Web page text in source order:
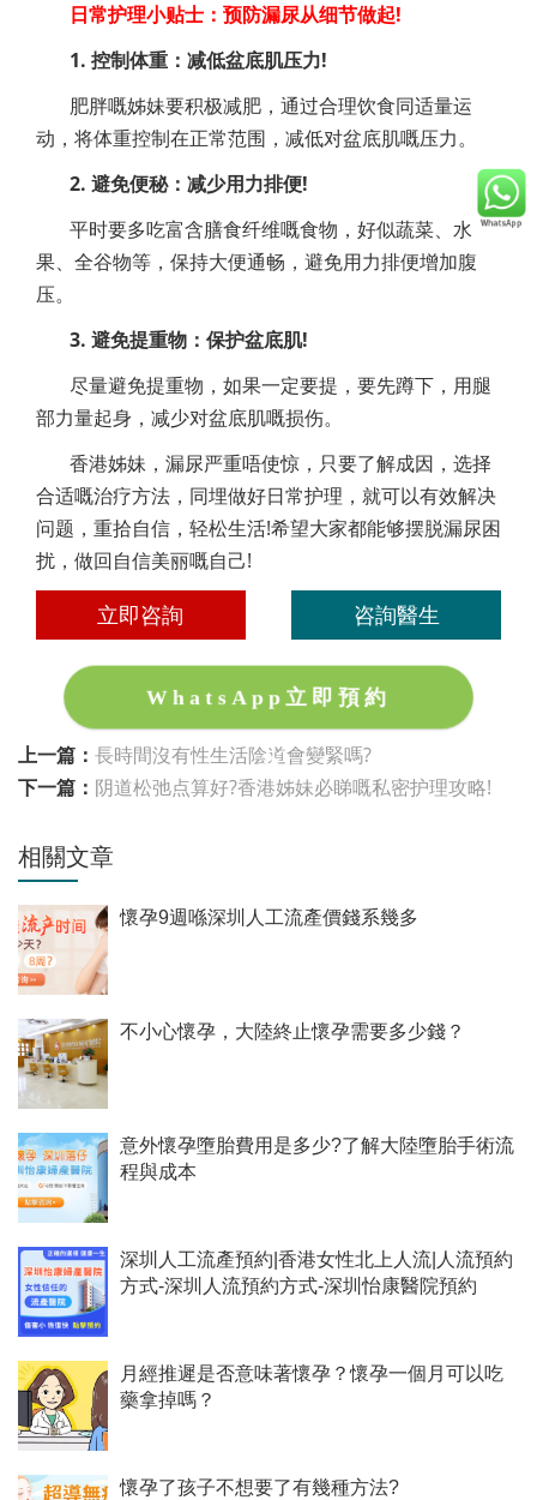
日常护理小贴士：预防漏尿从细节做起!
1. 控制体重：减低盆底肌压力!
肥胖嘅姊妹要积极减肥，通过合理饮食同适量运
动，将体重控制在正常范围，减低对盆底肌嘅压力。
2. 避免便秘：减少用力排便!
平时要多吃富含膳食纤维嘅食物，好似蔬菜、水
果、全谷物等，保持大便通畅，避免用力排便增加腹
压。
3. 避免提重物：保护盆底肌!
尽量避免提重物，如果一定要提，要先蹲下，用腿
部力量起身，减少对盆底肌嘅损伤。
香港姊妹，漏尿严重唔使惊，只要了解成因，选择
合适嘅治疗方法，同埋做好日常护理，就可以有效解决
问题，重拾自信，轻松生活!希望大家都能够摆脱漏尿困
扰，做回自信美丽嘅自己!
立即咨詢 咨詢醫生
WhatsApp立即預約
上一篇： 長時間沒有性生活陰道會變緊嗎?
下一篇： 阴道松弛点算好?香港姊妹必睇嘅私密护理攻略!
相關文章
懷孕9週喺深圳人工流產價錢系幾多
不小心懷孕，大陸終止懷孕需要多少錢？
意外懷孕墮胎費用是多少?了解大陸墮胎手術流
程與成本
深圳人工流產預約|香港女性北上人流|人流預約
方式-深圳人流預約方式-深圳怡康醫院預約
月經推遲是否意味著懷孕？懷孕一個月可以吃
藥拿掉嗎？
懷孕了孩子不想要了有幾種方法?